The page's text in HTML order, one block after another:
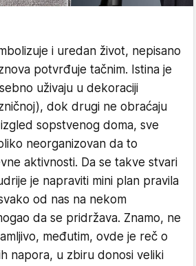
i uredan život, nepisano
potvrđuje tačnim. Istina je
uživaju u dekoraciji
dok drugi ne obraćaju
sopstvenog doma, sve
neorganizovan da to
aktivnosti. Da se takve stvari
je napraviti mini plan pravila
od nas na nekom
da se pridržava. Znamo, ne
međutim, ovde je reč o
napora, u zbiru donosi veliki